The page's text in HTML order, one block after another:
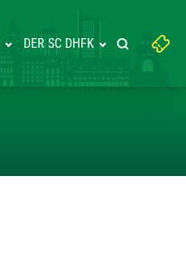
DER SC DHFK
Suchbegriff
eingeben:
Suche